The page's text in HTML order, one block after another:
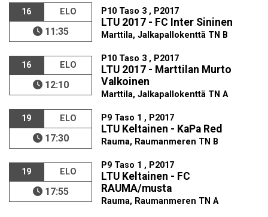
16 ELO
11:35
P10 Taso 3 , P2017
LTU 2017 - FC Inter Sininen
Marttila, Jalkapallokenttä TN B
16 ELO
12:10
P10 Taso 3 , P2017
LTU 2017 - Marttilan Murto
Valkoinen
Marttila, Jalkapallokenttä TN A
19 ELO
17:30
P9 Taso 1 , P2017
LTU Keltainen - KaPa Red
Rauma, Raumanmeren TN B
19 ELO
17:55
P9 Taso 1 , P2017
LTU Keltainen - FC
RAUMA/musta
Rauma, Raumanmeren TN A